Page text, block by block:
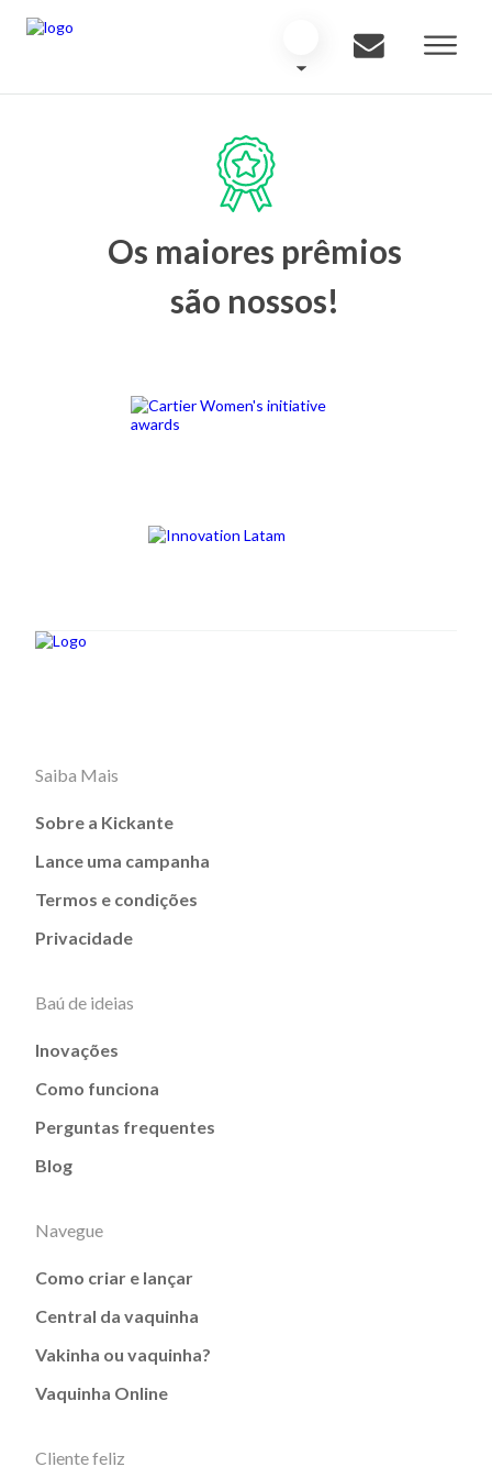
Os maiores prêmios
são nossos!
Saiba Mais
Sobre a Kickante
Lance uma campanha
Termos e condições
Privacidade
Baú de ideias
Inovações
Como funciona
Perguntas frequentes
Blog
Navegue
Como criar e lançar
Central da vaquinha
Vakinha ou vaquinha?
Vaquinha Online
Cliente feliz